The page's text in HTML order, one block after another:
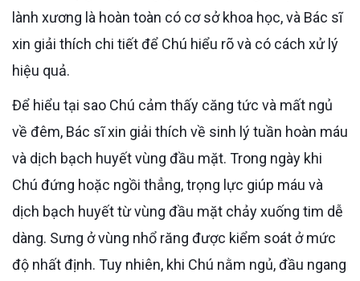
lành xương là hoàn toàn có cơ sở khoa học, và Bác sĩ
xin giải thích chi tiết để Chú hiểu rõ và có cách xử lý
hiệu quả.
Để hiểu tại sao Chú cảm thấy căng tức và mất ngủ
về đêm, Bác sĩ xin giải thích về sinh lý tuần hoàn máu
và dịch bạch huyết vùng đầu mặt. Trong ngày khi
Chú đứng hoặc ngồi thẳng, trọng lực giúp máu và
dịch bạch huyết từ vùng đầu mặt chảy xuống tim dễ
dàng. Sưng ở vùng nhổ răng được kiểm soát ở mức
độ nhất định. Tuy nhiên, khi Chú nằm ngủ, đầu ngang